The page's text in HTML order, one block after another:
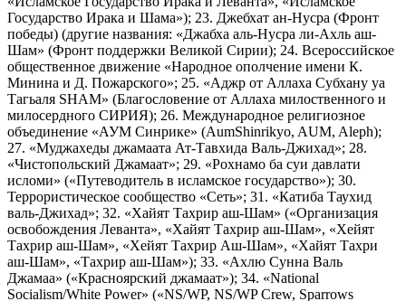
Государство Ирака и Шама»); 23. Джебхат ан-Нусра (Фронт
победы) (другие названия: «Джабха аль-Нусра ли-Ахль аш-
Шам» (Фронт поддержки Великой Сирии); 24. Всероссийское
общественное движение «Народное ополчение имени К.
Минина и Д. Пожарского»; 25. «Аджр от Аллаха Субхану уа
Тагьаля SHAM» (Благословение от Аллаха милоственного и
милосердного СИРИЯ); 26. Международное религиозное
объединение «АУМ Синрике» (AumShinrikyo, AUM, Aleph);
27. «Муджахеды джамаата Ат-Тавхида Валь-Джихад»; 28.
«Чистопольский Джамаат»; 29. «Рохнамо ба суи давлати
исломи» («Путеводитель в исламское государство»); 30.
Террористическое сообщество «Сеть»; 31. «Катиба Таухид
валь-Джихад»; 32. «Хайят Тахрир аш-Шам» («Организация
освобождения Леванта», «Хайят Тахрир аш-Шам», «Хейят
Тахрир аш-Шам», «Хейят Тахрир Аш-Шам», «Хайят Тахри
аш-Шам», «Тахрир аш-Шам»); 33. «Ахлю Сунна Валь
Джамаа» («Красноярский джамаат»); 34. «National
Socialism/White Power» («NS/WP, NS/WP Crew, Sparrows